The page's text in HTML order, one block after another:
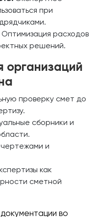
при
Оптимизация расходов
решений.
организаций
проверку смет до
сборники и
и
как
сметной
во